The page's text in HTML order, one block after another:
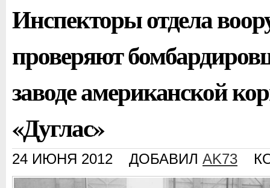
Инспекторы отдела
проверяют
заводе американской
«Дуглас»
24 ИЮНЯ 2012 ДОБАВИЛ AK73